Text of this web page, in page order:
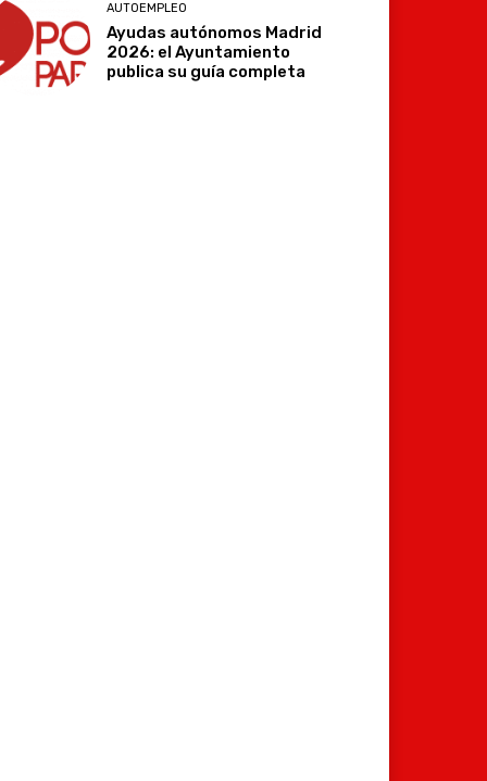
AUTOEMPLEO
Ayudas autónomos Madrid
2026: el Ayuntamiento
publica su guía completa